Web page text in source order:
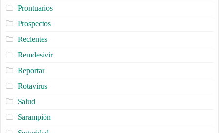
Prontuarios
Prospectos
Recientes
Remdesivir
Reportar
Rotavirus
Salud
Sarampión